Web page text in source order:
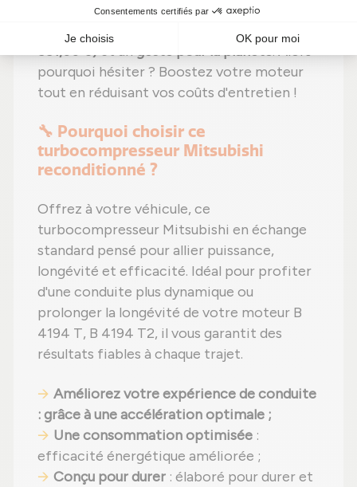
performances identiques,une solution plus
économique (actuellement à seulement
551,00 €)et ungeste pour la planète. Alors
pourquoi hésiter ? Boostez votre moteur
tout en réduisant vos coûts d'entretien !
🔧 Pourquoi choisir ce
turbocompresseur Mitsubishi
reconditionné ?
Offrez à votre véhicule, ce
turbocompresseur Mitsubishi en échange
standard pensé pour allier puissance,
longévité et efficacité. Idéal pour profiter
d'une conduite plus dynamique ou
prolonger la longévité de votre moteur B
4194 T, B 4194 T2, il vous garantit des
résultats fiables à chaque trajet.
Améliorez votre expérience de conduite
: grâce à une accélération optimale ;
Une consommation optimisée :
efficacité énergétique améliorée ;
Conçu pour durer : élaboré pour durer et